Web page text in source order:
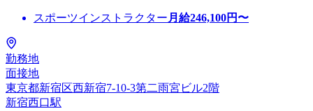
スポーツインストラクター 月給246,100円〜
勤務地
面接地
東京都新宿区西新宿7-10-3第二雨宮ビル2階
新宿西口駅